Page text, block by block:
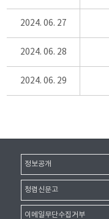
2024. 06. 27
2024. 06. 28
2024. 06. 29
정보공개
청렴신문고
이메일무단수집거부